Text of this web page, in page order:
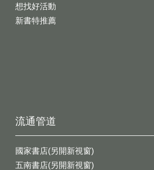
想找好活動
新書特推薦
流通管道
國家書店(另開新視窗)
五南書店(另開新視窗)